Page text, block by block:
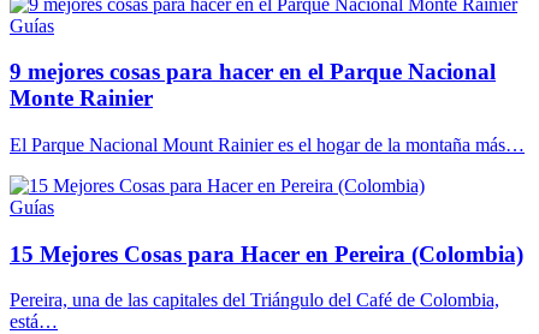
Guías
9 mejores cosas para hacer en el Parque Nacional
Monte Rainier
El Parque Nacional Mount Rainier es el hogar de la montaña más…
Guías
15 Mejores Cosas para Hacer en Pereira (Colombia)
Pereira, una de las capitales del Triángulo del Café de Colombia,
está…